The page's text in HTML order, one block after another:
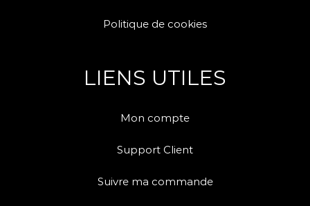
Politique de cookies
LIENS UTILES
Mon compte
Support Client
Suivre ma commande